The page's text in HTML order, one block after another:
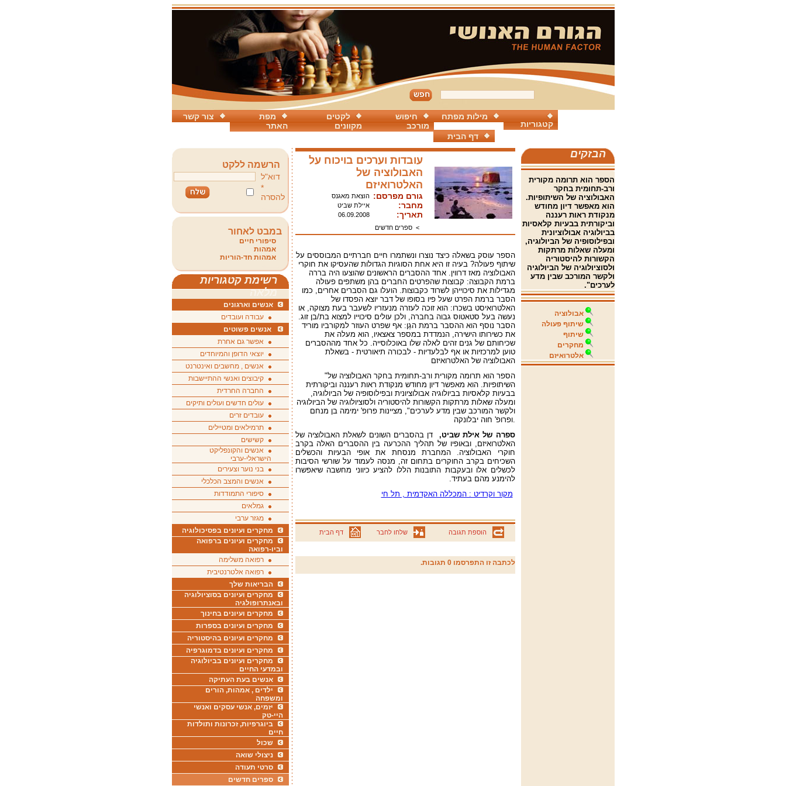
צור קשר
מפת
האתר
לקטים
מקוונים
חיפוש
מורכב
מילות מפתח
קטגוריות
דף הבית
הבזקים
הספר הוא תרומה מקורית
ורב-תחומית בחקר
האבולוציה של השיתופיות.
הוא מאפשר דיון מחודש
מנקודת ראות רעננה
וביקורתית בבעיות קלאסיות
בביולוגיה אבולוציונית
ובפילוסופיה של הביולוגיה,
ומעלה שאלות מרתקות
הקשורות להיסטוריה
ולסוציולוגיה של הביולוגיה
ולקשר המורכב שבין מדע
לערכים".
אבולוציה
שיתוף פעולה
שיתוף
מחקרים
אלטרואיזם
עובדות וערכים בויכוח על
האבולוציה של
האלטרואיזם
גורם מפרסם: הוצאת מאגנס
מחבר: איילת שביט
תאריך:
06.09.2008
>ספרים חדשים
הספר עוסק בשאלה כיצד נוצרו ונשתמרו חיים חברתיים המבוססים על
שיתוף פעולה? בעיה זו היא אחת הסוגיות הגדולות שהעסיקו את חוקרי
האבולוציה מאז דרווין. אחד ההסברים הראשונים שהוצעו היה בררה
ברמת הקבוצה: קבוצות שהפרטים החברים בהן משתפים פעולה
מגדילות את סיכוייהן לשרוד כקבוצות. הועלו גם הסברים אחרים, כמו
הסבר ברמת הפרט שעל פיו בסופו של דבר יוצא הפסדו של
האלטרואיסט בשכרו: הוא זוכה לעזרה מנעזריו לשעבר בעת מצוקה, או
נעשה בעל סטאטוס גבוה בחברה, ולכן עולים סיכוייו למצוא בת/בן זוג.
הסבר נוסף הוא ההסבר ברמת הגֵן: אף שפרט העוזר למקורביו מוריד
את כשירותו הישירה, הנמדדת במספר צאצאיו, הוא מעלה את
שכיחותם של גנים זהים לאלה שלו באוכלוסייה. כל אחד מההסברים
טוען למרכזיות או אף לבלעדיות - לבכורה תיאורטית - בשאלת
האבולוציה של האלטרואיזם
"הספר הוא תרומה מקורית ורב-תחומית בחקר האבולוציה של
השיתופיות. הוא מאפשר דיון מחודש מנקודת ראות רעננה וביקורתית
בבעיות קלאסיות בביולוגיה אבולוציונית ובפילוסופיה של הביולוגיה,
ומעלה שאלות מרתקות הקשורות להיסטוריה ולסוציולוגיה של הביולוגיה
ולקשר המורכב שבין מדע לערכים", מציינות פרופ' ימימה בן מנחם
ופרופ' חוה יבלונקה.
ספרה של אילת שביט, דן בהסברים השונים לשאלת האבולוציה של
האלטרואיזם, ובאופיו של תהליך ההכרעה בין ההסברים האלה בקרב
חוקרי האבולוציה. המחברת מנסחת את אופי הבעיות והכשלים
השכיחים בקרב החוקרים בתחום זה, מנסה לעמוד על שורשי הסיבות
לכשלים אלו ובעקבות התובנות הללו להציע כיווני מחשבה שיאפשרו
להימנע מהם בעתיד.
מקור וקרדיט : המכללה האקדמית , תל חי
הוספת תגובה שלחו לחבר דף הבית
לכתבה זו התפרסמו 0 תגובות.
הרשמה ללקט
דוא"ל
*
להסרה
במבט לאחור
סיפורי חיים
אמהות
אמהות חד-הוריות
רשימת קטגוריות
מלאה
אנשים וארגונים
עבודה ועובדים
אנשים פשוטים
אפשר גם אחרת
יוצאי הדופן והמיוחדים
אנשים , מחשבים ואינטרנט
קיבוצים ואנשי ההתיישבות
החברה החרדית
עולים חדשים ועולים ותיקים
עובדים זרים
תרמילאים ומטיילים
קשישים
אנשים והקונפליקט
הישראלי-ערבי
בני נוער וצעירים
אנשים והמצב הכלכלי
סיפורי התמודדות
גמלאים
מגזר ערבי
מחקרים ועיונים בפסיכולוגיה
מחקרים ועיונים ברפואה
וביו-רפואה
רפואה משלימה
רפואה אלטרנטיבית
הבריאות שלך
מחקרים ועיונים בסוציולוגיה
ובאנתרופולגיה
מחקרים ועיונים בחינוך
מחקרים ועיונים בספרות
מחקרים ועיונים בהיסטוריה
מחקרים ועיונים בדמוגרפיה
מחקרים ועיונים בביולוגיה
ובמדעי החיים
אנשים בעת העתיקה
ילדים , אמהות, הורים
ומשפחה
יזמים, אנשי עסקים ואנשי
היי-טק
ביוגרפיות, זכרונות ותולדות
חיים
שכול
ניצולי שואה
סרטי תעודה
ספרים חדשים